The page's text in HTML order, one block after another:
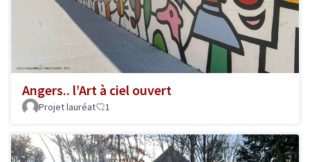
Angers.. l’Art à ciel ouvert
Projet lauréat 1